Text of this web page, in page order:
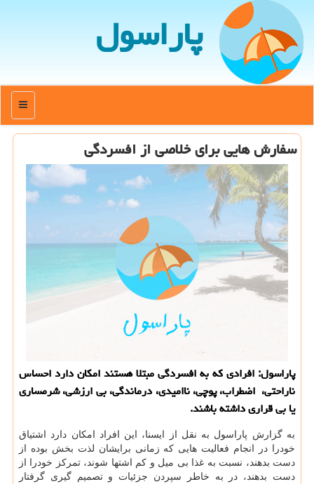
پاراسول
منو
سفارش هایی برای خلاصی از افسردگی
پاراسول: افرادی كه به افسردگی مبتلا هستند امكان دارد احساس
ناراحتی، اضطراب، پوچی، ناامیدی، درماندگی، بی ارزشی، شرمساری
یا بی قراری داشته باشند.
به گزارش پاراسول به نقل از ایسنا، این افراد امكان دارد اشتیاق
خودرا در انجام فعالیت هایی كه زمانی برایشان لذت بخش بوده از
دست بدهند، نسبت به غذا بی میل و كم اشتها شوند، تمركز خودرا از
دست بدهند، در به خاطر سپردن جزئیات و تصمیم گیری گرفتار